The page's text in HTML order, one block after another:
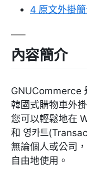
4 原文外掛
內容簡介
GNUCommerce
韓國式購物車外
您可以輕鬆地在
和 영카트
無論個人或公司
自由地使用。